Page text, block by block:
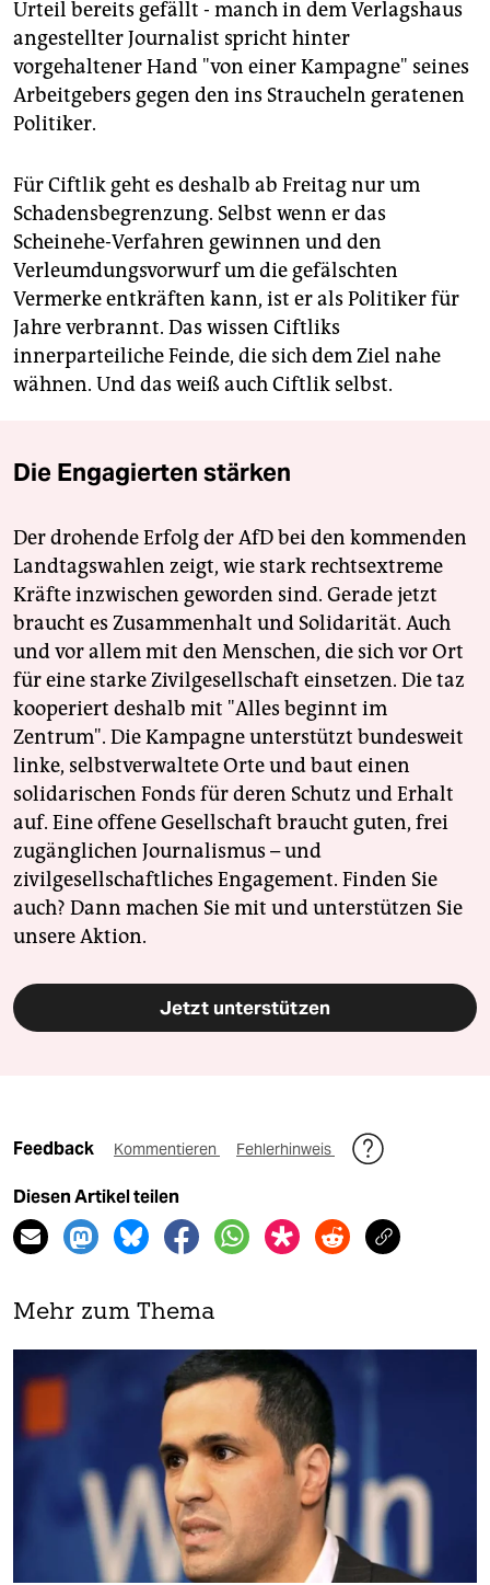
Urteil bereits gefällt - manch in dem Verlagshaus
angestellter Journalist spricht hinter
vorgehaltener Hand "von einer Kampagne" seines
Arbeitgebers gegen den ins Straucheln geratenen
Politiker.
Für Ciftlik geht es deshalb ab Freitag nur um
Schadensbegrenzung. Selbst wenn er das
Scheinehe-Verfahren gewinnen und den
Verleumdungsvorwurf um die gefälschten
Vermerke entkräften kann, ist er als Politiker für
Jahre verbrannt. Das wissen Ciftliks
innerparteiliche Feinde, die sich dem Ziel nahe
wähnen. Und das weiß auch Ciftlik selbst.
Die Engagierten stärken
Der drohende Erfolg der AfD bei den kommenden
Landtagswahlen zeigt, wie stark rechtsextreme
Kräfte inzwischen geworden sind. Gerade jetzt
braucht es Zusammenhalt und Solidarität. Auch
und vor allem mit den Menschen, die sich vor Ort
für eine starke Zivilgesellschaft einsetzen. Die taz
kooperiert deshalb mit "Alles beginnt im
Zentrum". Die Kampagne unterstützt bundesweit
linke, selbstverwaltete Orte und baut einen
solidarischen Fonds für deren Schutz und Erhalt
auf. Eine offene Gesellschaft braucht guten, frei
zugänglichen Journalismus – und
zivilgesellschaftliches Engagement. Finden Sie
auch? Dann machen Sie mit und unterstützen Sie
unsere Aktion.
Jetzt unterstützen
Feedback Kommentieren Fehlerhinweis
Diesen Artikel teilen
Mehr zum Thema